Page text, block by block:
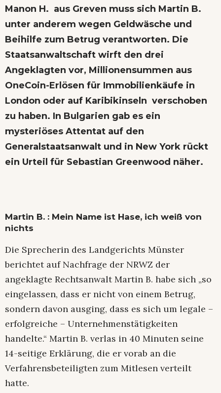
Manon H. aus Greven muss sich Martin B.
unter anderem wegen Geldwäsche und
Beihilfe zum Betrug verantworten. Die
Staatsanwaltschaft wirft den drei
Angeklagten vor, Millionensummen aus
OneCoin-Erlösen für Immobilienkäufe in
London oder auf Karibikinseln verschoben
zu haben. In Bulgarien gab es ein
mysteriöses Attentat auf den
Generalstaatsanwalt und in New York rückt
ein Urteil für Sebastian Greenwood näher.
Martin B. : Mein Name ist Hase, ich weiß von
nichts
Die Sprecherin des Landgerichts Münster
berichtet auf Nachfrage der NRWZ der
angeklagte Rechtsanwalt Martin B. habe sich „so
eingelassen, dass er nicht von einem Betrug,
sondern davon ausging, dass es sich um legale –
erfolgreiche – Unternehmenstätigkeiten
handelte.“ Martin B. verlas in 40 Minuten seine
14-seitige Erklärung, die er vorab an die
Verfahrensbeteiligten zum Mitlesen verteilt
hatte.